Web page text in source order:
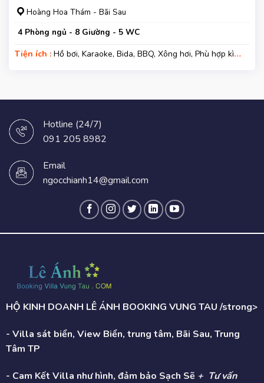
Hoàng Hoa Thám - Bãi Sau
4 Phòng ngủ - 8 Giường - 5 WC
Tiện ích : Hồ bơi, Karaoke, Bida, BBQ, Xông hơi, Phù hợp kì
Hotline (24/7)
091 205 8982
Email
ngocchianh14@gmail.com
HỘ KINH DOANH LÊ ÁNH BOOKING VUNG TAU /strong>
- Villa sát biển, View Biển, trung tâm, Bãi Sau, Trung
Tâm TP
- Cam Kết Villa như hình, đảm bảo Sạch Sẽ + Tư vấn